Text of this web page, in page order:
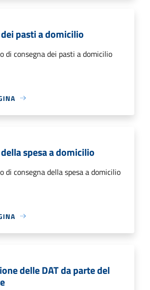
pasti a domicilio
di consegna dei pasti a domicilio
spesa a domicilio
di consegna della spesa a domicilio
delle DAT da parte del